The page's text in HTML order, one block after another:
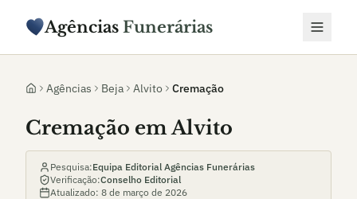
Agências Funerárias
Agências Beja Alvito Cremação
Cremação em Alvito
Pesquisa:Equipa Editorial Agências Funerárias
Verificação:Conselho Editorial
Atualizado: 8 de março de 2026